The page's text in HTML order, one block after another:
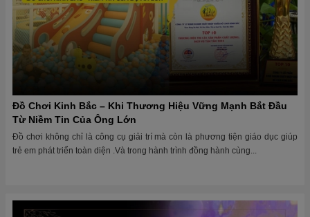
Đồ Chơi Kinh Bắc – Khi Thương Hiệu Vững Mạnh Bắt Đầu
Từ Niềm Tin Của Ông Lớn
Đồ chơi không chỉ là công cụ giải trí mà còn là phương tiện giáo dục giúp
trẻ em phát triển toàn diện .Và trong hành trình đồng hành cùng...